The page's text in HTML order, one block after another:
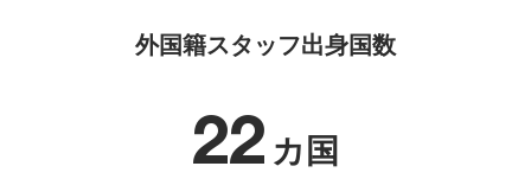
外国籍スタッフ出身国数
22 カ国